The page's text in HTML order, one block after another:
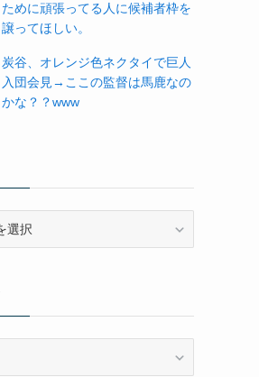
ために頑張ってる人に候補者枠を
譲ってほしい。
炭谷、オレンジ色ネクタイで巨人
入団会見→ここの監督は馬鹿なの
かな？？www